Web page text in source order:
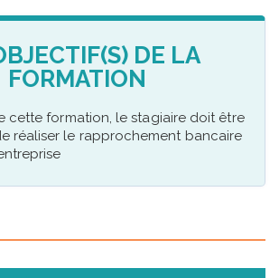
DE LA
FORMATION
cette formation, le stagiaire doit être
réaliser le rapprochement bancaire